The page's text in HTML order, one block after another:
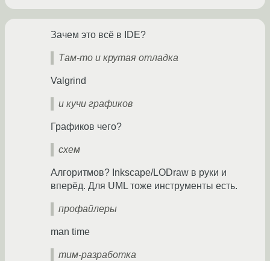
Зачем это всё в IDE?
Там-то и крутая отладка
Valgrind
и кучи графиков
Графиков чего?
схем
Алгоритмов? Inkscape/LODraw в руки и
вперёд. Для UML тоже инструменты есть.
профайлеры
man time
тим-разработка